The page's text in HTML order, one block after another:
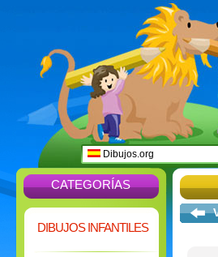
Dibujos.org
CATEGORÍAS
DIBUJOS INFANTILES